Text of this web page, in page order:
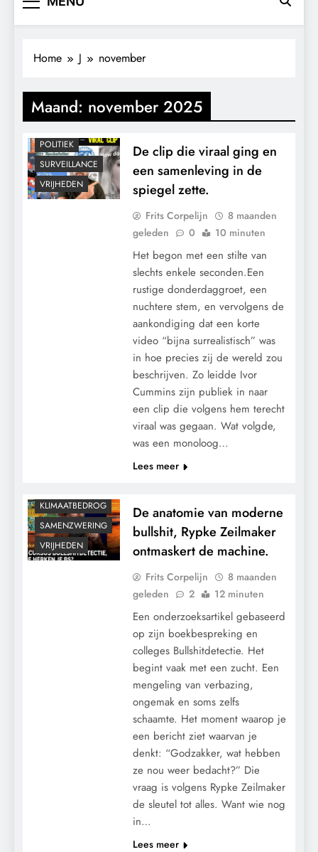
Home J november
Maand: november 2025
MACHT
MEDISCH
POLITIEK
SURVEILLANCE
VRIJHEDEN
De clip die viraal ging en
een samenleving in de
spiegel zette.
Frits Corpelijn
8 maanden
geleden
0 10 minuten
Het begon met een stilte van
slechts enkele seconden.Een
rustige donderdaggroet, een
nuchtere stem, en vervolgens de
aankondiging dat een korte
video “bijna surrealistisch” was
in hoe precies zij de wereld zou
beschrijven. Zo leidde Ivor
Cummins zijn publiek in naar
een clip die volgens hem terecht
viraal was gegaan. Wat volgde,
was een monoloog…
Lees meer
KLIMAATBEDROG
SAMENZWERING
VRIJHEDEN
De anatomie van moderne
bullshit, Rypke Zeilmaker
ontmaskert de machine.
Frits Corpelijn
8 maanden
geleden
2 12 minuten
Een onderzoeksartikel gebaseerd
op zijn boekbespreking en
colleges Bullshitdetectie. Het
begint vaak met een zucht. Een
mengeling van verbazing,
ongemak en soms zelfs
schaamte. Het moment waarop je
een bericht ziet waarvan je
denkt: “Godzakker, wat hebben
ze nou weer bedacht?” Die
vraag is volgens Rypke Zeilmaker
de sleutel tot alles. Want wie nog
in…
Lees meer